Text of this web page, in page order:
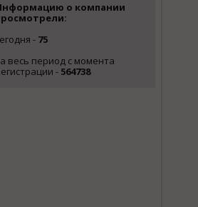
о компании
- 75
весь период с момента
- 564738